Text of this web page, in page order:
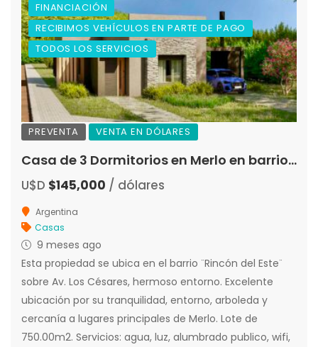
FINANCIACIÓN
RECIBIMOS VEHÍCULOS EN PARTE DE PAGO
TODOS LOS SERVICIOS
PREVENTA VENTA EN DÓLARES
Casa de 3 Dormitorios en Merlo en barrio «Rincon del Este» «Preventa»
U$D $145,000 / dólares
Argentina
Casas
9 meses ago
Esta propiedad se ubica en el barrio ¨Rincón del Este¨
sobre Av. Los Césares, hermoso entorno. Excelente
ubicación por su tranquilidad, entorno, arboleda y
cercanía a lugares principales de Merlo. Lote de
750.00m2. Servicios: agua, luz, alumbrado publico, wifi,